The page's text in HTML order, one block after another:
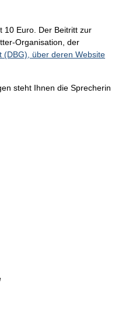
10 Euro. Der Beitritt zur
Organisation, der
(DBG), über deren Website
steht Ihnen die Sprecherin